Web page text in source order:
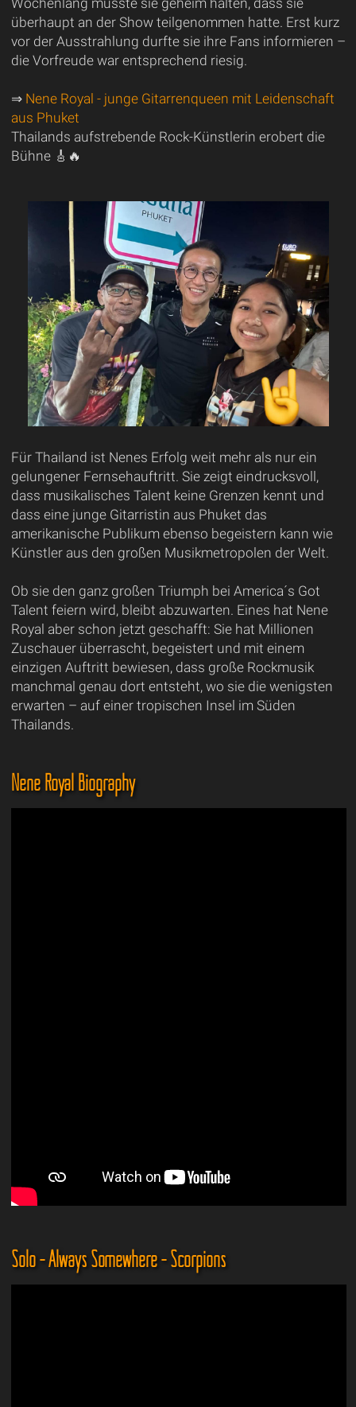
überhaupt an der Show teilgenommen hatte. Erst kurz
vor der Ausstrahlung durfte sie ihre Fans informieren –
die Vorfreude war entsprechend riesig.
⇒ Nene Royal - junge Gitarrenqueen mit Leidenschaft
aus Phuket
Thailands aufstrebende Rock-Künstlerin erobert die
Bühne 🎸🔥
Für Thailand ist Nenes Erfolg weit mehr als nur ein
gelungener Fernsehauftritt. Sie zeigt eindrucksvoll,
dass musikalisches Talent keine Grenzen kennt und
dass eine junge Gitarristin aus Phuket das
amerikanische Publikum ebenso begeistern kann wie
Künstler aus den großen Musikmetropolen der Welt.
Ob sie den ganz großen Triumph bei America´s Got
Talent feiern wird, bleibt abzuwarten. Eines hat Nene
Royal aber schon jetzt geschafft: Sie hat Millionen
Zuschauer überrascht, begeistert und mit einem
einzigen Auftritt bewiesen, dass große Rockmusik
manchmal genau dort entsteht, wo sie die wenigsten
erwarten – auf einer tropischen Insel im Süden
Thailands.
Nene Royal Biography
Solo - Always Somewhere - Scorpions